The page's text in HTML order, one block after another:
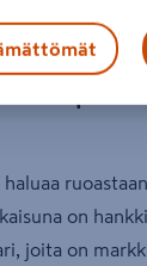
on
joita on